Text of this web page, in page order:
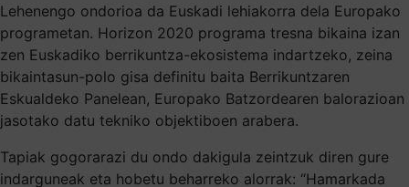
Lehenengo ondorioa da Euskadi lehiakorra dela Europako
programetan. Horizon 2020 programa tresna bikaina izan
zen Euskadiko berrikuntza-ekosistema indartzeko, zeina
bikaintasun-polo gisa definitu baita Berrikuntzaren
Eskualdeko Panelean, Europako Batzordearen balorazioan
jasotako datu tekniko objektiboen arabera.
Tapiak gogorarazi du ondo dakigula zeintzuk diren gure
indarguneak eta hobetu beharreko alorrak: “Hamarkada